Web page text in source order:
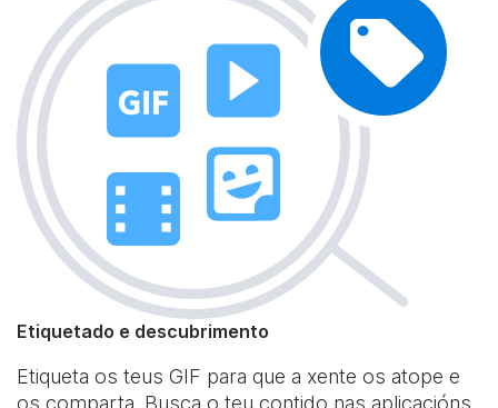
Etiquetado e descubrimento
Etiqueta os teus GIF para que a xente os atope e
os comparta. Busca o teu contido nas aplicacións